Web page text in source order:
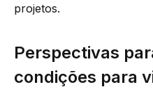
projetos.
Perspectivas
condições para